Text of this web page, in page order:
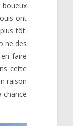
boueux
ont
tôt.
des
faire
cette
raison
chance